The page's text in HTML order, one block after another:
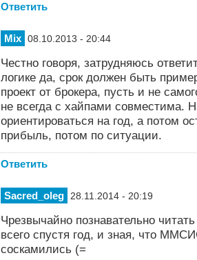
Ответить
Mix 08.10.2013 - 20:44
Честно говоря, затрудняюсь
логике да, срок должен быть
проект от брокера, пусть и не
не всегда с хайпами совместима.
ориентироваться на год, а потом
прибыль, потом по ситуации.
Ответить
Sacred_oleg 28.11.2014 - 20:19
Чрезвычайно познавательно
всего спустя год, и зная, что
соскамились (=